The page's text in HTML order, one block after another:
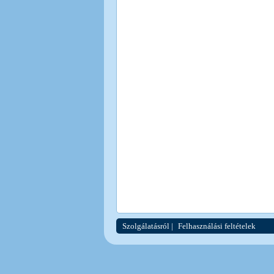
Szolgálatásról | Felhasználási feltételek